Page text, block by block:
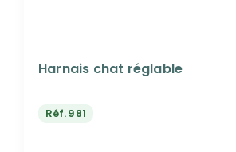
Harnais chat réglable
Réf.981